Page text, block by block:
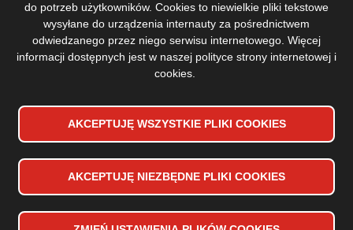
do potrzeb użytkowników. Cookies to niewielkie pliki tekstowe
wysyłane do urządzenia internauty za pośrednictwem
odwiedzanego przez niego serwisu internetowego. Więcej
informacji dostępnych jest w naszej polityce strony internetowej i
cookies
AKCEPTUJĘ WSZYSTKIE PLIKI COOKIES
AKCEPTUJĘ NIEZBĘDNE PLIKI COOKIES
WYCOFAJ ZGODĘ NA PLIKI COOKIES
Media
Stopka
dolna
Deklaracja dostępności
Polityka prywatności